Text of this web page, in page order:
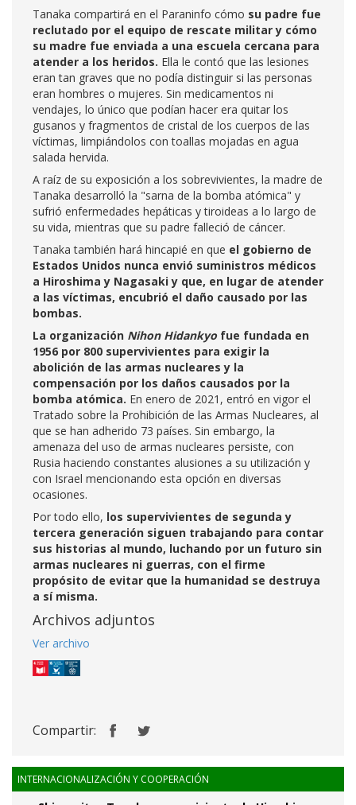
Tanaka compartirá en el Paraninfo cómo su padre fue
reclutado por el equipo de rescate militar y cómo
su madre fue enviada a una escuela cercana para
atender a los heridos. Ella le contó que las lesiones
eran tan graves que no podía distinguir si las personas
eran hombres o mujeres. Sin medicamentos ni
vendajes, lo único que podían hacer era quitar los
gusanos y fragmentos de cristal de los cuerpos de las
víctimas, limpiándolos con toallas mojadas en agua
salada hervida.
A raíz de su exposición a los sobrevivientes, la madre de
Tanaka desarrolló la "sarna de la bomba atómica" y
sufrió enfermedades hepáticas y tiroideas a lo largo de
su vida, mientras que su padre falleció de cáncer.
Tanaka también hará hincapié en que el gobierno de
Estados Unidos nunca envió suministros médicos
a Hiroshima y Nagasaki y que, en lugar de atender
a las víctimas, encubrió el daño causado por las
bombas.
La organización Nihon Hidankyo fue fundada en
1956 por 800 supervivientes para exigir la
abolición de las armas nucleares y la
compensación por los daños causados por la
bomba atómica. En enero de 2021, entró en vigor el
Tratado sobre la Prohibición de las Armas Nucleares, al
que se han adherido 73 países. Sin embargo, la
amenaza del uso de armas nucleares persiste, con
Rusia haciendo constantes alusiones a su utilización y
con Israel mencionando esta opción en diversas
ocasiones.
Por todo ello, los supervivientes de segunda y
tercera generación siguen trabajando para contar
sus historias al mundo, luchando por un futuro sin
armas nucleares ni guerras, con el firme
propósito de evitar que la humanidad se destruya
a sí misma.
Archivos adjuntos
Ver archivo
Compartir:
INTERNACIONALIZACIÓN Y COOPERACIÓN